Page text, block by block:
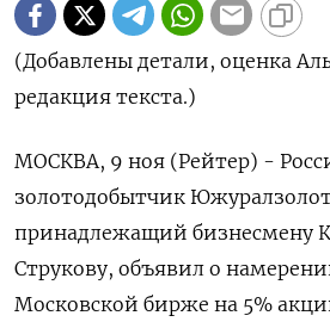
(Добавлены детали, оценка
редакция текста.)
МОСКВА, 9 ноя (Рейтер) -
золотодобытчик
принадлежащий бизнесмену
Струкову, объявил о
Московской бирже на 5%